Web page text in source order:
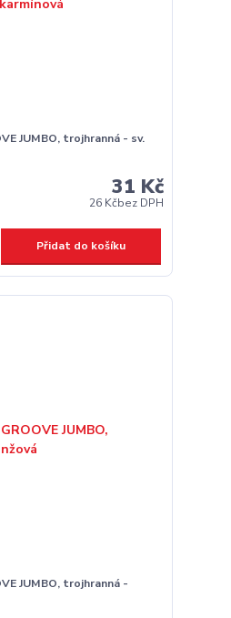
JUMBO, trojhranná - sv.
31 Kč
26 Kčbez DPH
Přidat do košíku
JUMBO, trojhranná -